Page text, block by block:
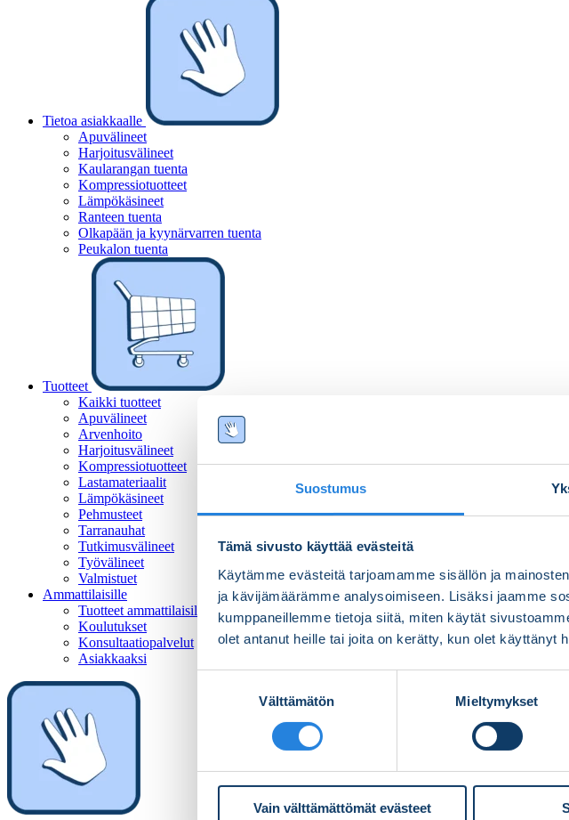
Suostumus
Tämä sivusto käyttää evästeitä
Käytämme evästeitä tarjoamamme sisällön ja
ja kävijämäärämme analysoimiseen. Lisäksi jaamme
kumppaneillemme tietoja siitä, miten käytät
olet antanut heille tai joita on kerätty, kun olet käyttänyt
Välttämätön Mieltymykset
Vain välttämättömät evästeet
Tietoa asiakkaalle
Apuvälineet
Harjoitusvälineet
Kaularangan tuenta
Kompressiotuotteet
Lämpökäsineet
Ranteen tuenta
Olkapään ja kyynärvarren tuenta
Peukalon tuenta
Tuotteet
Kaikki tuotteet
Apuvälineet
Arvenhoito
Harjoitusvälineet
Kompressiotuotteet
Lastamateriaalit
Lämpökäsineet
Pehmusteet
Tarranauhat
Tutkimusvälineet
Työvälineet
Valmistuet
Ammattilaisille
Tuotteet ammattilaisille
Koulutukset
Konsultaatiopalvelut
Asiakkaaksi